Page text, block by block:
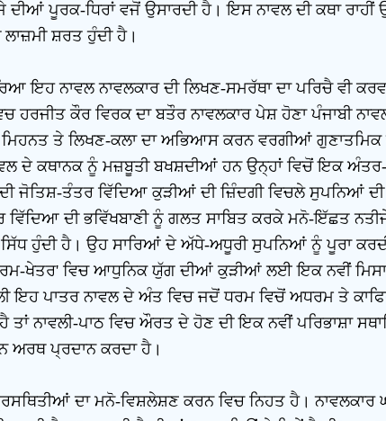
ਪੂਰਕ-ਧਿਰਾਂ ਵਜੋਂ ਉਸਾਰਦੀ ਹੈ। ਇਸ ਨਾਵਲ ਦੀ ਕਥਾ
ਸ਼ਰਤ ਹੁੰਦੀ ਹੈ।
ਨਾਵਲ ਨਾਵਲਕਾਰ ਦੀ ਲਿਖਣ-ਸਮਰੱਥਾ ਦਾ ਪਰਿਚੈ ਵੀ
ਹਰਜੀਤ ਕੌਰ ਵਿਰਕ ਦਾ ਬਤੌਰ ਨਾਵਲਕਾਰ ਪੇਸ਼ ਹੋਣਾ ਪੰਜਾਬੀ
ਤੇ ਲਿਖਣ-ਕਲਾ ਦਾ ਅਭਿਆਸ ਕਰਨ ਵਰਗੀਆਂ
ਦੇ ਕਥਾਨਕ ਨੂੰ ਮਜ਼ਬੂਤੀ ਬਖਸ਼ਦੀਆਂ ਹਨ ਉਨ੍ਹਾਂ ਵਿਚੋਂ ਇਕ
ਜੋਤਿਸ਼-ਤੰਤਰ ਵਿੱਦਿਆ ਕੁੜੀਆਂ ਦੀ ਜ਼ਿੰਦਗੀ ਵਿਚਲੇ ਸੁਪਨਿਆਂ
ਦੀ ਭਵਿੱਖਬਾਣੀ ਨੂੰ ਗਲਤ ਸਾਬਿਤ ਕਰਕੇ ਮਨੋ-ਇੱਛਤ
ਸਿੱਧ ਹੁੰਦੀ ਹੈ। ਉਹ ਸਾਰਿਆਂ ਦੇ ਅੱਧੇ-ਅਧੂਰੀ ਸੁਪਨਿਆਂ ਨੂੰ ਪੂਰਾ
ਖੇਤਰ' ਵਿਚ ਆਧੁਨਿਕ ਯੁੱਗ ਦੀਆਂ ਕੁੜੀਆਂ ਲਈ ਇਕ ਨਵੀਂ
ਇਹ ਪਾਤਰ ਨਾਵਲ ਦੇ ਅੰਤ ਵਿਚ ਜਦੋਂ ਧਰਮ ਵਿਚੋਂ ਅਧਰਮ ਤੇ
ਨਾਵਲੀ-ਪਾਠ ਵਿਚ ਔਰਤ ਦੇ ਹੋਣ ਦੀ ਇਕ ਨਵੀਂ ਪਰਿਭਾਸ਼ਾ
ਅਰਥ ਪ੍ਰਦਾਨ ਕਰਦਾ ਹੈ।
ਦਾ ਮਨੋ-ਵਿਸ਼ਲੇਸ਼ਣ ਕਰਨ ਵਿਚ ਨਿਹਤ ਹੈ। ਨਾਵਲਕਾਰ